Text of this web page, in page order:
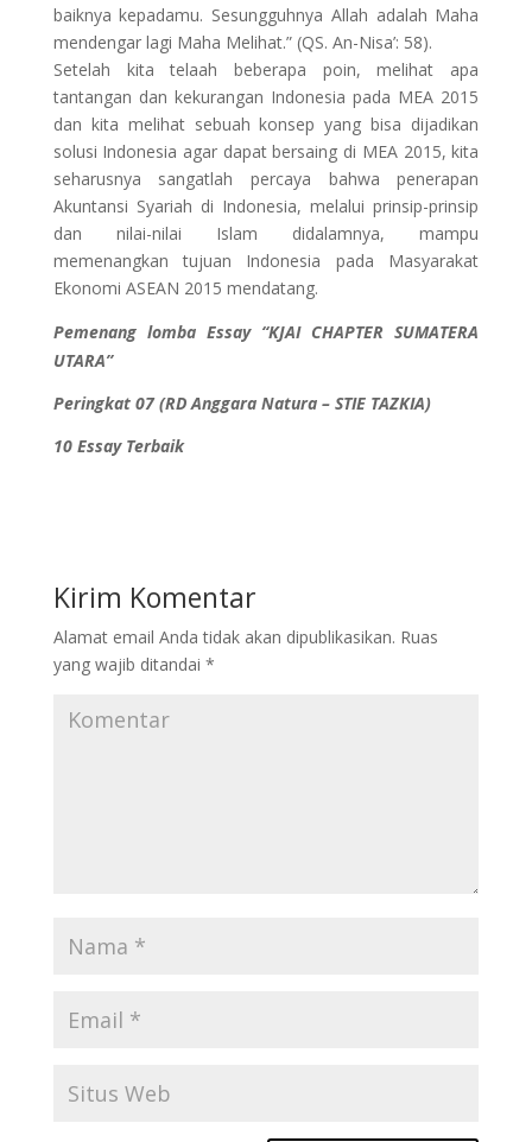
baiknya kepadamu. Sesungguhnya Allah adalah Maha
mendengar lagi Maha Melihat.” (QS. An-Nisa’: 58).
Setelah kita telaah beberapa poin, melihat apa
tantangan dan kekurangan Indonesia pada MEA 2015
dan kita melihat sebuah konsep yang bisa dijadikan
solusi Indonesia agar dapat bersaing di MEA 2015, kita
seharusnya sangatlah percaya bahwa penerapan
Akuntansi Syariah di Indonesia, melalui prinsip-prinsip
dan nilai-nilai Islam didalamnya, mampu
memenangkan tujuan Indonesia pada Masyarakat
Ekonomi ASEAN 2015 mendatang.
Pemenang lomba Essay “KJAI CHAPTER SUMATERA
UTARA”
Peringkat 07 (RD Anggara Natura – STIE TAZKIA)
10 Essay Terbaik
Kirim Komentar
Alamat email Anda tidak akan dipublikasikan. Ruas
yang wajib ditandai *